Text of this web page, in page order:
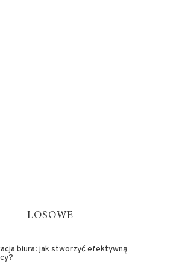
LOSOWE
biura: jak stworzyć efektywną